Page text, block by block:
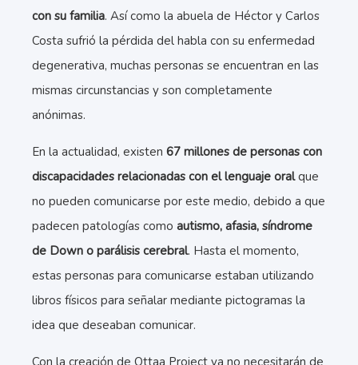
con su familia. Así como la abuela de Héctor y Carlos
Costa sufrió la pérdida del habla con su enfermedad
degenerativa, muchas personas se encuentran en las
mismas circunstancias y son completamente
anónimas.
En la actualidad, existen 67 millones de personas con
discapacidades relacionadas con el lenguaje oralque
no pueden comunicarse por este medio, debido a que
padecen patologías como autismo, afasia, síndrome
de Down o parálisis cerebral. Hasta el momento,
estas personas para comunicarse estaban utilizando
libros físicos para señalar mediante pictogramas la
idea que deseaban comunicar.
Con la creación de Ottaa Project ya no necesitarán de